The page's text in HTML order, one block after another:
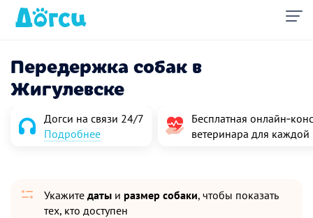
Передержка собак в
Жигулевске
Догси на связи 24/7
Подробнее
Бесплатная
ветеринара для
Укажите даты и размер собаки, чтобы показать
тех, кто доступен